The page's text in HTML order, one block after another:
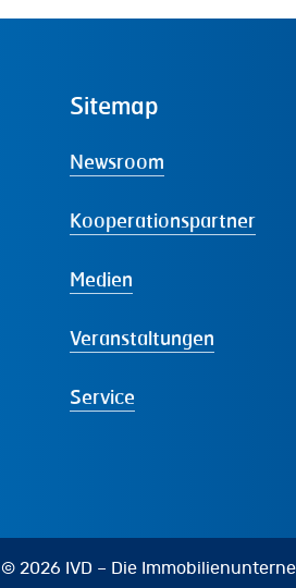
Sitemap
Newsroom
Kooperationspartner
Medien
Veranstaltungen
Service
© 2026 IVD – Die